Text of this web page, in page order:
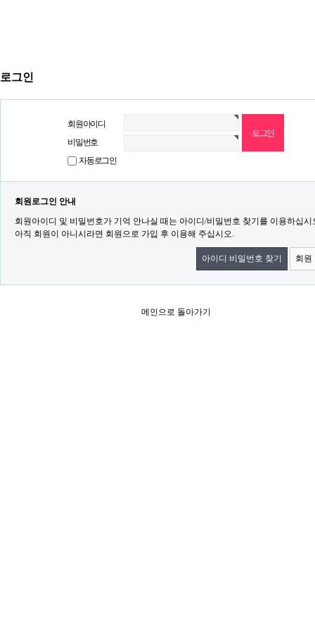
로그인
회원아이디
비밀번호
자동로그인
회원로그인 안내
회원아이디 및 비밀번호가 기억 안나실 때는 아이디/비밀번호 찾기를 이용하십시
아직 회원이 아니시라면 회원으로 가입 후 이용해 주십시오.
아이디 비밀번호 찾기 회원
메인으로 돌아가기